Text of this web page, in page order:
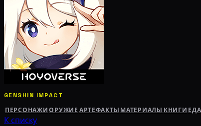
GENSHIN IMPACT
ПЕРСОНАЖИ ОРУЖИЕ АРТЕФАКТЫ МАТЕРИАЛЫ КНИГИ ЕДА
К списку